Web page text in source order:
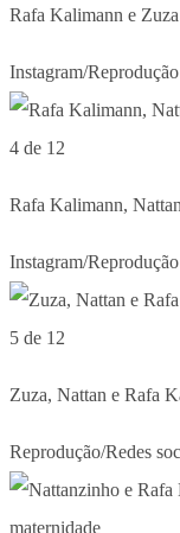
Rafa Kalimann e
Instagram/Reprodução
4 de 12
Rafa Kalimann,
Instagram/Reprodução
5 de 12
Zuza, Nattan e Rafa
Reprodução/Redes